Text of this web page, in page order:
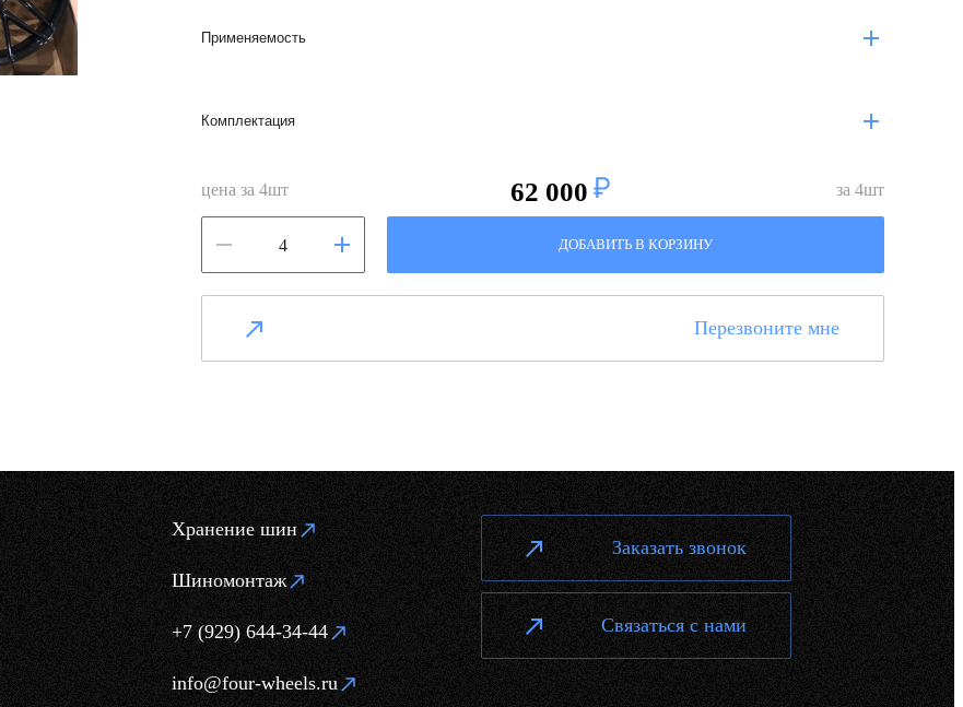
Применяемость
Комплектация
цена за 4шт 62 000 за 4шт
ДОБАВИТЬ В КОРЗИНУ
Перезвоните мне
Хранение шин
Шиномонтаж
+7 (929) 644-34-44
info@four-wheels.ru
Заказать звонок
Связаться с нами